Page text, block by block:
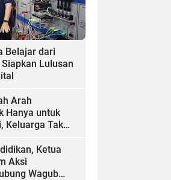
Belajar dari
Lulusan
Arah
Hanya untuk
Keluarga Tak
Ketua
Aksi
Wagub